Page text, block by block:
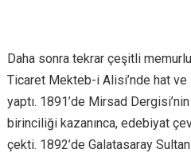
Daha sonra tekrar çeşitli
Ticaret Mekteb-i Alisi’nde hat
yaptı. 1891’de Mirsad Dergisi’nin
birinciliği kazanınca, edebiyat
çekti. 1892’de Galatasaray